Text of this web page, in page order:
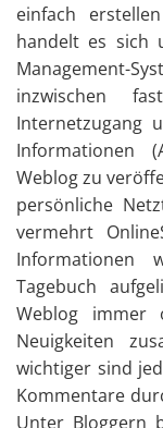
einfach
handelt es sich
Management-
inzwischen
Internetzugang
Informationen
Weblog zu
persönliche
vermehrt
Tagebuch
Weblog immer
Neuigkeiten
wichtiger sind
Kommentare
Unter Bloggern